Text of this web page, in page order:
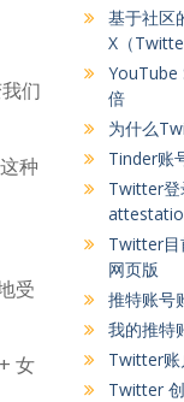
们
种
受
女
基于社区
X（
YouTube
倍
为什么
Tinder账
Twitter
Twitter目
网页版
推特账号
我的推特
Twitter账
Twitter